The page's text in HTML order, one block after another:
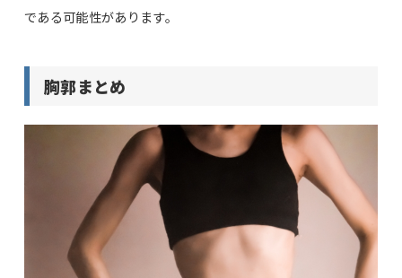
である可能性があります。
胸郭まとめ